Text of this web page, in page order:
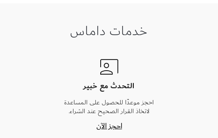
خدمات داماس
التحدث مع خبير
احجز موعدًا للحصول على المساعدة
لاتخاذ القرار الصحيح عند الشراء.
احجز الآن